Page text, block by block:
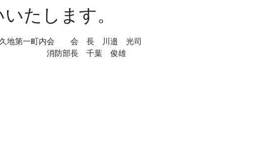
たします。
一町内会 会 長 川邉 光司
長 千葉 俊雄